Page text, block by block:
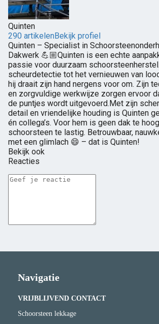
Quinten
290 artikelenBekijk profiel
Quinten – Specialist in
Dakwerk 💪🏼Quinten is een echte
passie voor duurzaam
scheurdetectie tot het vernieuwen van
hij draait zijn hand nergens voor om. Zijn
en zorgvuldige werkwijze zorgen ervoor
de puntjes wordt uitgevoerd.Met zijn
detail en vriendelijke houding is Quinten
én collega’s. Voor hem is geen dak te
schoorsteen te lastig. Betrouwbaar,
met een glimlach 😄 – dat is Quinten!
Bekijk ook
Reacties
Navigatie
VRIJBLIJVEND CONTACT
Schoorsteen lekkage